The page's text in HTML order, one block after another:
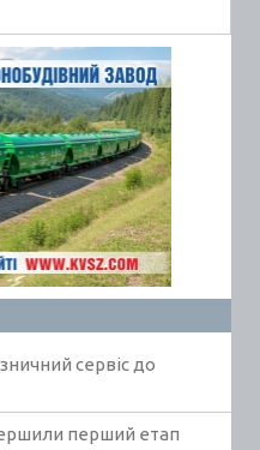
сервіс до
перший етап